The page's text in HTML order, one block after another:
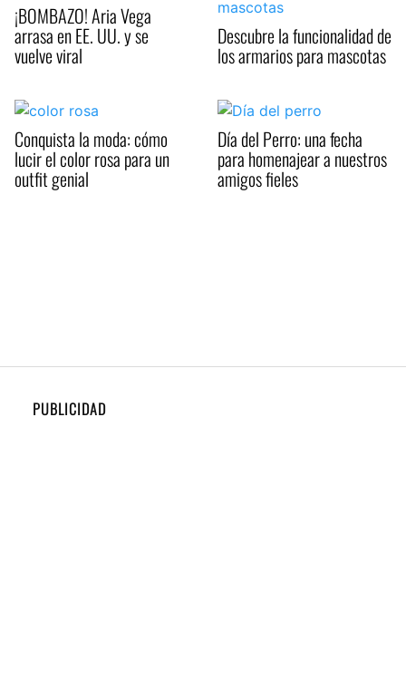
¡BOMBAZO! Aria Vega
arrasa en EE. UU. y se
vuelve viral
Descubre la funcionalidad de
los armarios para mascotas
Conquista la moda: cómo
lucir el color rosa para un
outfit genial
Día del Perro: una fecha
para homenajear a nuestros
amigos fieles
PUBLICIDAD